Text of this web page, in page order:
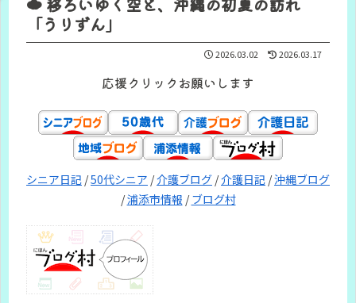
「うりずん」
2026.03.02 2026.03.17
応援クリックお願いします
シニア日記 /50代シニア /介護ブログ /介護日記 /沖縄ブログ
/浦添市情報 /ブログ村